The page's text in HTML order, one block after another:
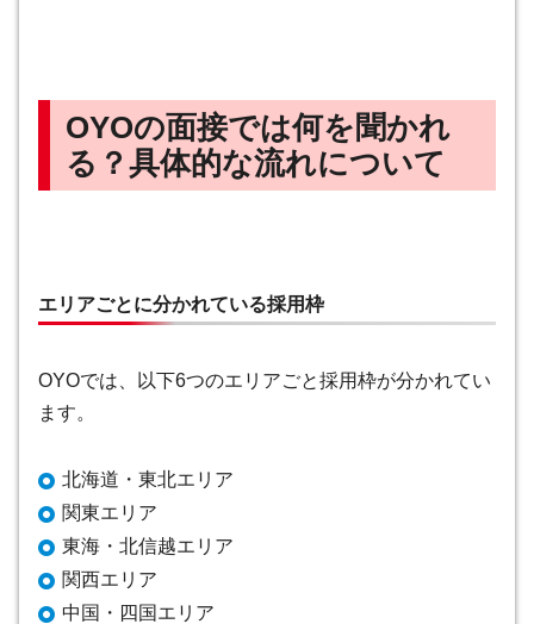
OYOの面接では何を聞かれ
る？具体的な流れについて
エリアごとに分かれている採用枠
OYOでは、以下6つのエリアごと採用枠が分かれてい
ます。
北海道・東北エリア
関東エリア
東海・北信越エリア
関西エリア
中国・四国エリア